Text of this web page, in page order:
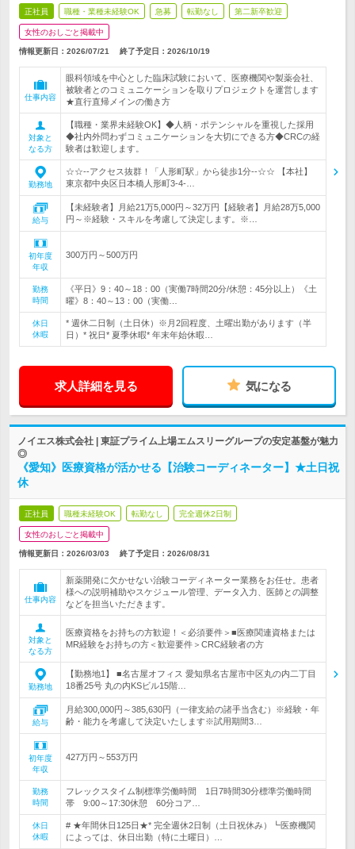
正社員 職種・業種未経験OK 急募 転勤なし 第二新卒歓迎
女性のおしごと掲載中
情報更新日：2026/07/21 終了予定日： 2026/10/19
仕事内容
眼科領域を中心とした臨床試験において、医療機関や製薬会社、
被験者とのコミュニケーションを取りプロジェクトを運営します
★直行直帰メインの働き方
対象と
なる方
【職種・業界未経験OK】◆人柄・ポテンシャルを重視した採用
◆社内外問わずコミュニケーションを大切にできる方◆CRCの経
験者は歓迎します。
勤務地
☆☆--アクセス抜群！「人形町駅」から徒歩1分--☆☆ 【本社】
東京都中央区日本橋人形町3-4-…
給与
【未経験者】月給21万5,000円～32万円【経験者】月給28万5,000
円～※経験・スキルを考慮して決定します。※…
初年度
年収
300万円～500万円
勤務
時間
《平日》9：40～18：00（実働7時間20分/休憩：45分以上）《土
曜》8：40～13：00（実働…
休日
休暇
* 週休二日制（土日休）※月2回程度、土曜出勤があります（半
日）* 祝日* 夏季休暇* 年末年始休暇…
求人詳細を見る 気になる
ノイエス株式会社 | 東証プライム上場エムスリーグループの安定基盤が魅力
◎
《愛知》医療資格が活かせる【治験コーディネーター】★土日祝
休
正社員 職種未経験OK 転勤なし 完全週休2日制
女性のおしごと掲載中
情報更新日：2026/03/03 終了予定日： 2026/08/31
仕事内容
新薬開発に欠かせない治験コーディネーター業務をお任せ。患者
様への説明補助やスケジュール管理、データ入力、医師との調整
などを担当いただきます。
対象と
なる方
医療資格をお持ちの方歓迎！＜必須要件＞■医療関連資格または
MR経験をお持ちの方＜歓迎要件＞CRC経験者の方
勤務地
【勤務地1】 ■名古屋オフィス 愛知県名古屋市中区丸の内二丁目
18番25号 丸の内KSビル15階…
給与
月給300,000円～385,630円（一律支給の諸手当含む）※経験・年
齢・能力を考慮して決定いたします※試用期間3…
初年度
年収
427万円～553万円
勤務
時間
フレックスタイム制標準労働時間 1日7時間30分標準労働時間
帯 9:00～17:30休憩 60分コア…
休日
休暇
# ★年間休日125日★* 完全週休2日制（土日祝休み）┗医療機関
によっては、休日出勤（特に土曜日）…